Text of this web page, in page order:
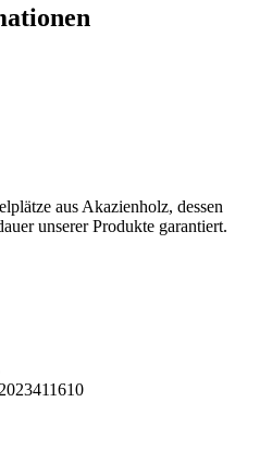
aus Akazienholz, dessen
unserer Produkte garantiert.